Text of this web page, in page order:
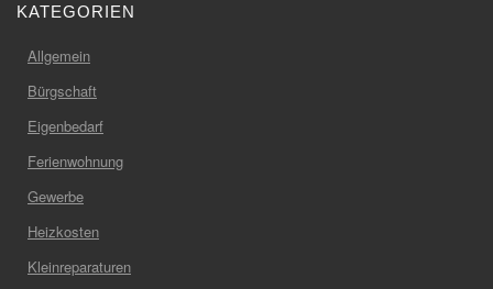
KATEGORIEN
Allgemein
Bürgschaft
Eigenbedarf
Ferienwohnung
Gewerbe
Heizkosten
Kleinreparaturen